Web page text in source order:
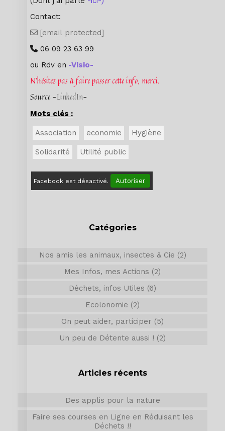
Contact:
 [email protected]
 06 09 23 63 99
ou Rdv en -Visio-
N'hésitez pas à faire passer cette info, merci.
Source -LinkedIn-
Mots clés :
Association economie Hygiène
Solidarité Utilité public
Facebook est désactivé. Autoriser
Catégories
Nos amis les animaux, insectes & Cie (2)
Mes Infos, mes Actions (2)
Déchets, infos Utiles (6)
Ecolonomie (2)
On peut aider, participer (5)
Un peu de Détente aussi ! (2)
Articles récents
Des applis pour la nature
Faire ses courses en Ligne en Réduisant les
Déchets !!